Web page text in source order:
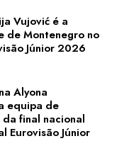
Vujović é a
de Montenegro no
Júnior 2026
Alyona
equipa de
final nacional
Eurovisão Júnior